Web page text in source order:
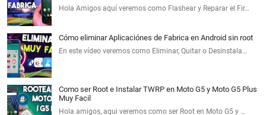
Hola Amigos aquí veremos como Flashear y Reparar el Fir…
Cómo eliminar Aplicaciónes de Fabrica en Android sin root
En este vídeo veremos como Eliminar, Quitar o Desinstala…
Como ser Root e Instalar TWRP en Moto G5 y Moto G5 Plus
Muy Facil
Hola amigos, aqui veremos como ser Root en Moto G5 y …